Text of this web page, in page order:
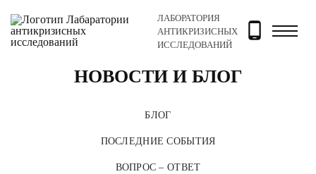
ЛАБОРАТОРИЯ
АНТИКРИЗИСНЫХ
ИССЛЕДОВАНИЙ
Главная Новости и блог
НОВОСТИ И БЛОГ
БЛОГ
ПОСЛЕДНИЕ СОБЫТИЯ
ВОПРОС – ОТВЕТ